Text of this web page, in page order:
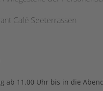
Café Seeterrassen
ab 11.00 Uhr bis in die